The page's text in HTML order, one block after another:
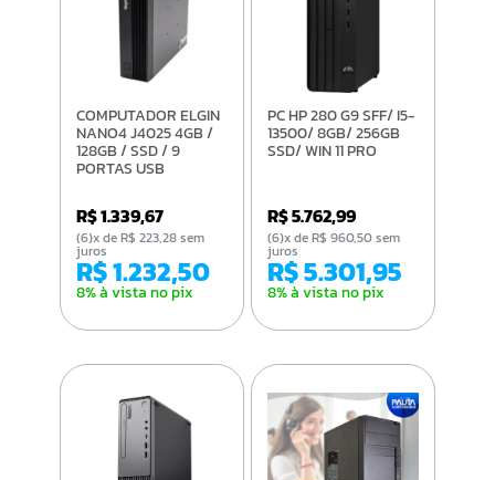
COMPUTADOR ELGIN
NANO4 J4025 4GB /
128GB / SSD / 9
PORTAS USB
R$ 1.339,67
R$ 1.232,50
8% à vista no pix
(6)x de R$ 223,28 sem
juros
PC HP 280 G9 SFF/ I5-
13500/ 8GB/ 256GB
SSD/ WIN 11 PRO
R$ 5.762,99
R$ 5.301,95
8% à vista no pix
(6)x de R$ 960,50 sem
juros